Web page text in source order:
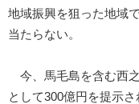
地域振興を狙った地域
当たらない。
今、馬毛島を含む西
として300億円を提示